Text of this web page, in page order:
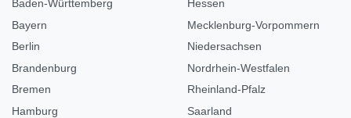
Baden-Württemberg
Bayern
Berlin
Brandenburg
Bremen
Hamburg
Hessen
Mecklenburg-Vorpommern
Niedersachsen
Nordrhein-Westfalen
Rheinland-Pfalz
Saarland